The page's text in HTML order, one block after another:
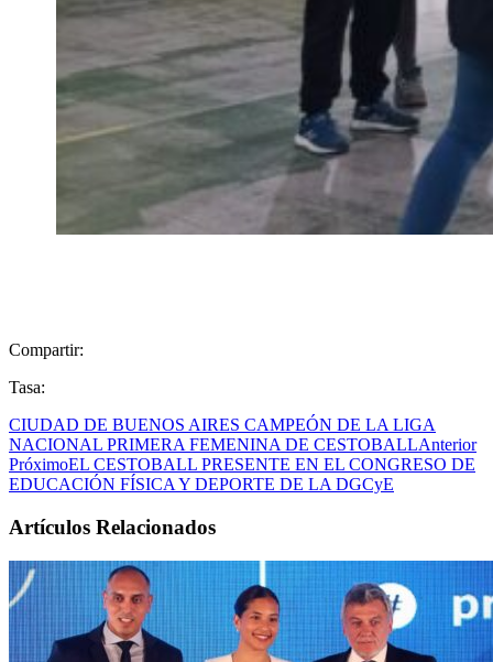
Compartir:
Tasa:
CIUDAD DE BUENOS AIRES CAMPEÓN DE LA LIGA
NACIONAL PRIMERA FEMENINA DE CESTOBALLAnterior
PróximoEL CESTOBALL PRESENTE EN EL CONGRESO DE
EDUCACIÓN FÍSICA Y DEPORTE DE LA DGCyE
Artículos Relacionados